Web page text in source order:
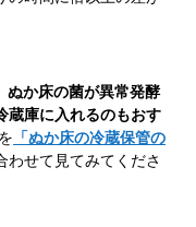
か床の菌が異常発酵
蔵庫に入れるのもおす
「ぬか床の冷蔵保管の
わせて見てみてくださ